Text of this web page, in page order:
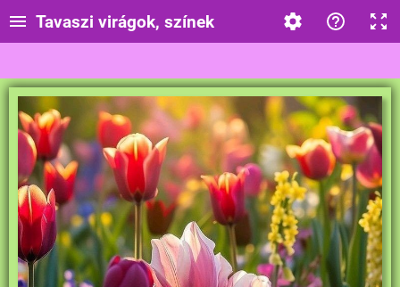
Tavaszi virágok, színek